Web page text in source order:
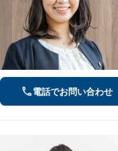
電話でお問い合わせ